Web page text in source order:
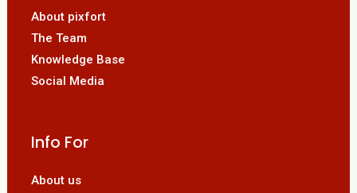
About pixfort
The Team
Knowledge Base
Social Media
Info For
About us